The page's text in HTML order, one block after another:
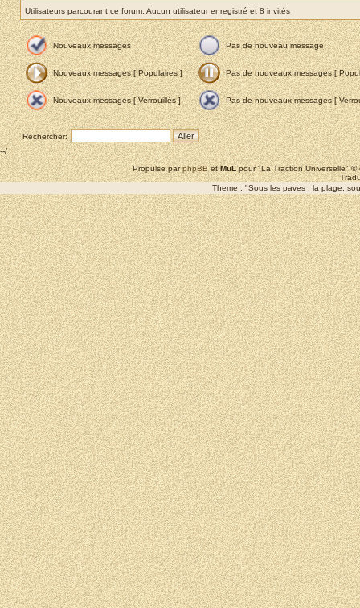
Utilisateurs parcourant ce forum: Aucun utilisateur enregistré et 8 invités
Nouveaux messages Pas de nouveau message
Nouveaux messages [ Populaires ] Pas de nouveaux messages [
Nouveaux messages [ Verrouillés ] Pas de nouveaux messages [
Rechercher:
--/
Propulse parphpBBetMuLpour "La Traction Universelle"
Theme : "Sous les paves : la plage;